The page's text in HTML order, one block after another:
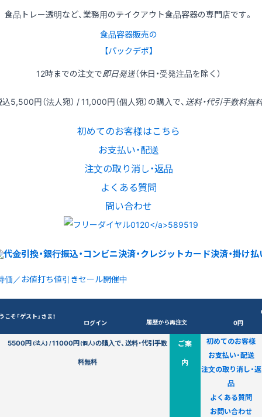
食品トレー透明など、業務用のテイクアウト食品容器の専門店です。
食品容器販売の
【パックデポ】
12時までの注文で即日発送（休日・受発注品を除く）
込5,500円（法人宛） / 11,000円（個人宛）の購入で、 送料・代引手数料無
初めてのお客様はこちら
お支払い・配送
注文の取り消し・返品
よくある質問
問い合わせ
価／お値打ち値引きセール開催中
こそ「ゲスト」さま！
ログイン 履歴から再注文
0円
5500円(法人) /11000円(個人)の購入で、送料・代引手数
料無料
ご案
内
初めてのお客様
お支払い・配送
注文の取り消し・返
品
よくある質問
お問い合わせ